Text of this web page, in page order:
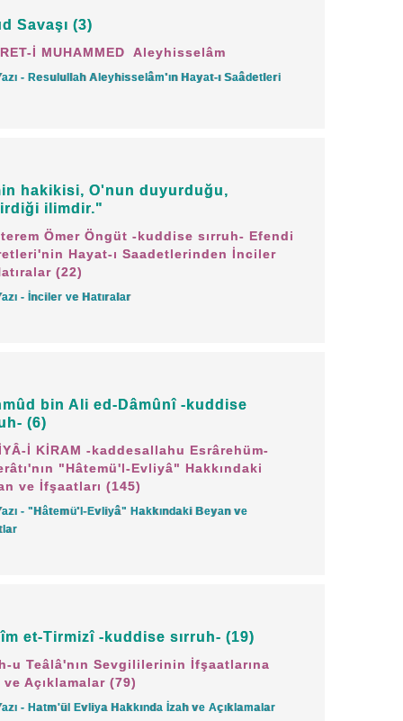
olduğu gibi, evlâd-u ıyâlini bu
Aksi halde mesuldür.
-sallallahu aleyhi ve sellem-i, Hazret-
öğretecek, her türlü bilgiyi
Allah'a kalmış. Sen hiçbir şey
isyan etti. Kabahati kendinde
ayyuka çıktığı böyle bir
kötülüklerin anası bu devirde
da büyüyor, mesuliyet daha da
haram teşvik edilir olmuş, nefisler
gelmiş. Gazete, televizyon, internet
taze ve körpe dimağlara, gönüllere
Savaşı (3)
İ MUHAMMED Aleyhisselâm
- Resulullah Aleyhisselâm'ın Hayat-ı Saâdetleri
hakikisi, O'nun duyurduğu,
ilimdir."
Ömer Öngüt -kuddise sırruh- Efendi
Hayat-ı Saadetlerinden İnciler
(22)
- İnciler ve Hatıralar
bin Ali ed-Dâmûnî -kuddise
(6)
İ KİRAM -kaddesallahu Esrârehüm-
"Hâtemü'l-Evliyâ" Hakkındaki
ve İfşaatları (145)
- "Hâtemü'l-Evliyâ" Hakkındaki Beyan ve
et-Tirmizî -kuddise sırruh- (19)
u Teâlâ'nın Sevgililerinin İfşaatlarına
ve Açıklamalar (79)
- Hatm'ül Evliya Hakkında İzah ve Açıklamalar